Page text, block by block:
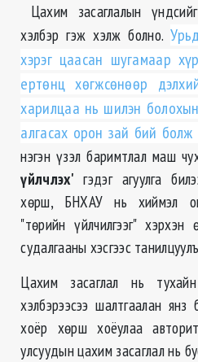
Цахим засаглалын
хэлбэр гэж хэлж болно.
хэрэг цаасан шугамаар
ертөнц хөгжсөнөөр
харилцаа нь шилэн
алгасах орон зай бий болж
нэгэн үзэл баримтлал маш
үйлчлэх' гэдэг агуулга
хөрш, БНХАУ нь хиймэл
"төрийн үйлчилгээг"
судалгааны хэсгээс
Цахим засаглал нь
хэлбэрээсээ шалтгаалан
хоёр хөрш хоёулаа
улсуудын цахим засаглал нь